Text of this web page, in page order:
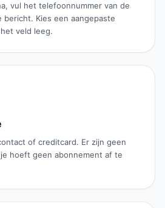
vul het telefoonnummer van de
Kies een aangepaste
veld leeg.
of creditcard. Er zijn geen
hoeft geen abonnement af te